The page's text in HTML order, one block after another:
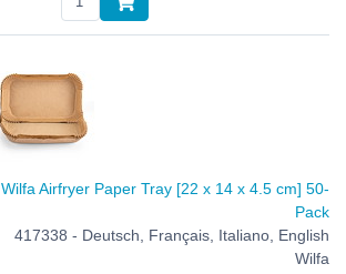
Wilfa Airfryer Paper Tray [22 x 14 x 4.5 cm] 50-
Pack
417338 - Deutsch, Français, Italiano, English
Wilfa